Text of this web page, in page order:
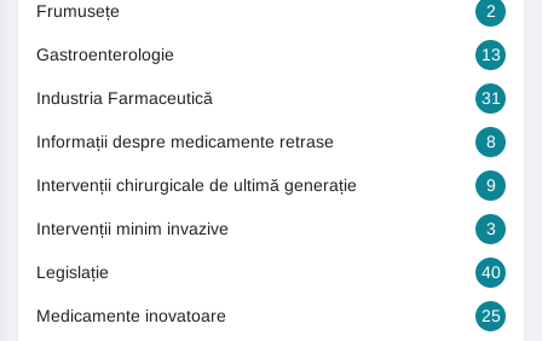
Frumusețe 2
Gastroenterologie 13
Industria Farmaceutică 31
Informații despre medicamente retrase 8
Intervenții chirurgicale de ultimă generație 9
Intervenții minim invazive 3
Legislație 40
Medicamente inovatoare 25